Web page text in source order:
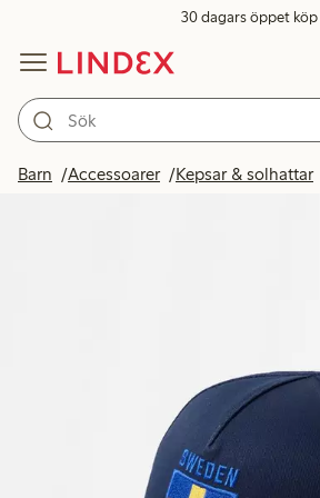
30 dagars öppet köp
Barn Accessoarer Kepsar & solhattar